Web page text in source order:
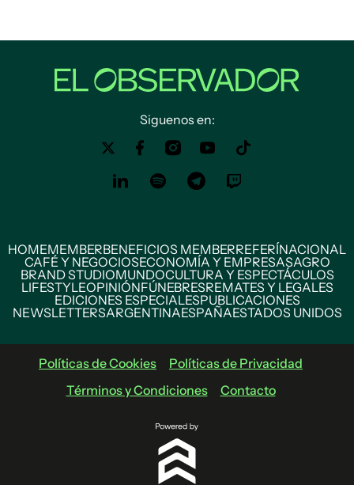
Siguenos en:
HOMEMEMBERBENEFICIOS MEMBERREFERÍNACIONAL
CAFÉ Y NEGOCIOSECONOMÍA Y EMPRESASAGRO
BRAND STUDIOMUNDOCULTURA Y ESPECTÁCULOS
LIFESTYLEOPINIÓNFÚNEBRESREMATES Y LEGALES
EDICIONES ESPECIALESPUBLICACIONES
NEWSLETTERSARGENTINAESPAÑAESTADOS UNIDOS
Políticas de Cookies
Políticas de Privacidad
Términos y Condiciones
Contacto